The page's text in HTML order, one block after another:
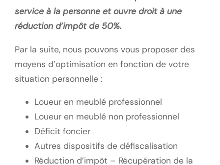
service à la personne et ouvre droit à une
réduction d’impôt de 50%.
Par la suite, nous pouvons vous proposer des
moyens d’optimisation en fonction de votre
situation personnelle :
Loueur en meublé professionnel
Loueur en meublé non professionnel
Déficit foncier
Autres dispositifs de défiscalisation
Réduction d’impôt – Récupération de la